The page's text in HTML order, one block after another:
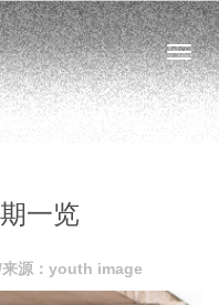
一览
源：youth image